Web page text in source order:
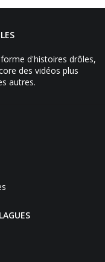
d'histoires drôles,
des vidéos plus
autres.